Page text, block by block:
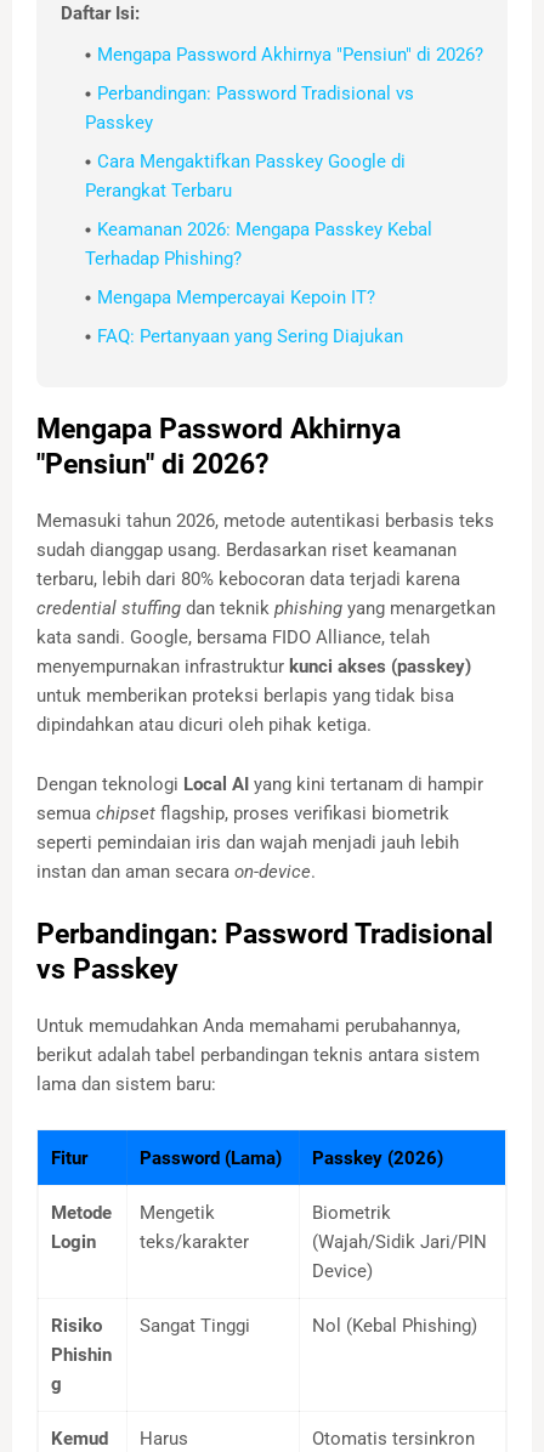
Daftar Isi:
Mengapa Password Akhirnya "Pensiun" di 2026?
Perbandingan: Password Tradisional vs
Passkey
Cara Mengaktifkan Passkey Google di
Perangkat Terbaru
Keamanan 2026: Mengapa Passkey Kebal
Terhadap Phishing?
Mengapa Mempercayai Kepoin IT?
FAQ: Pertanyaan yang Sering Diajukan
Mengapa Password Akhirnya
"Pensiun" di 2026?
Memasuki tahun 2026, metode autentikasi berbasis teks
sudah dianggap usang. Berdasarkan riset keamanan
terbaru, lebih dari 80% kebocoran data terjadi karena
credential stuffing dan teknik phishing yang menargetkan
kata sandi. Google, bersama FIDO Alliance, telah
menyempurnakan infrastruktur kunci akses (passkey)
untuk memberikan proteksi berlapis yang tidak bisa
dipindahkan atau dicuri oleh pihak ketiga.
Dengan teknologi Local AI yang kini tertanam di hampir
semua chipset flagship, proses verifikasi biometrik
seperti pemindaian iris dan wajah menjadi jauh lebih
instan dan aman secara on-device.
Perbandingan: Password Tradisional
vs Passkey
Untuk memudahkan Anda memahami perubahannya,
berikut adalah tabel perbandingan teknis antara sistem
lama dan sistem baru:
Fitur Password (Lama) Passkey (2026)
Metode
Login
Mengetik
teks/karakter
Biometrik
(Wajah/Sidik Jari/PIN
Device)
Risiko
Phishin
g
Sangat Tinggi Nol (Kebal Phishing)
Kemud Harus Otomatis tersinkron